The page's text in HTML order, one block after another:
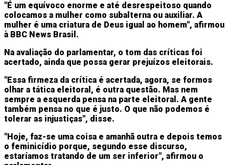
"É um equívoco enorme e até desrespeitoso quando
colocamos a mulher como subalterna ou auxiliar. A
mulher é uma criatura de Deus igual ao homem", afirmou
à BBC News Brasil.
Na avaliação do parlamentar, o tom das críticas foi
acertado, ainda que possa gerar prejuízos eleitorais.
"Essa firmeza da crítica é acertada, agora, se formos
olhar a tática eleitoral, é outra questão. Mas nem
sempre a esquerda pensa na parte eleitoral. A gente
também pensa no que é justo. O que não podemos é
tolerar as injustiças", disse.
"Hoje, faz-se uma coisa e amanhã outra e depois temos
o feminicídio porque, segundo esse discurso,
estaríamos tratando de um ser inferior", afirmou o